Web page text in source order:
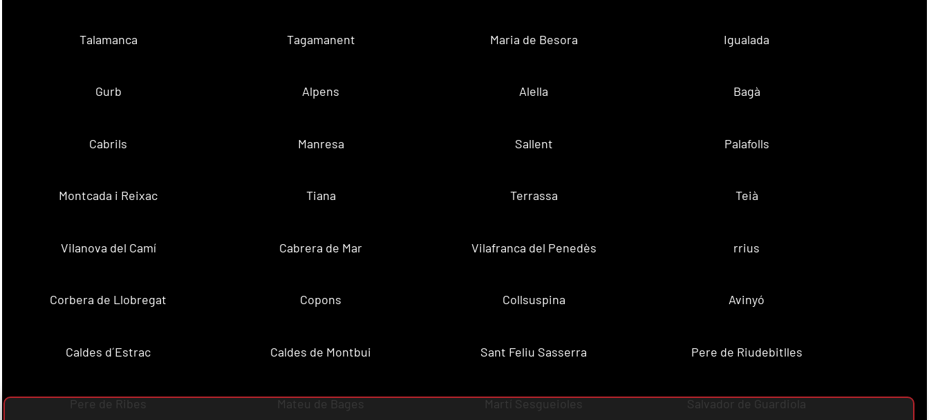
Talamanca Tagamanent Maria de Besora Igualada
Gurb Alpens Alella Bagà
Cabrils Manresa Sallent Palafolls
Montcada i Reixac Tiana Terrassa Teià
Vilanova del Camí Cabrera de Mar Vilafranca del Penedès rrius
Corbera de Llobregat Copons Collsuspina Avinyó
Caldes d´Estrac Caldes de Montbui Sant Feliu Sasserra Pere de Riudebitlles
Pere de Ribes Mateu de Bages Martí Sesgueioles Salvador de Guardiola